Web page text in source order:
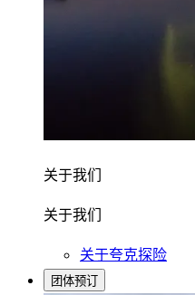
关于我们
关于我们
关于夸克探险
团体预订